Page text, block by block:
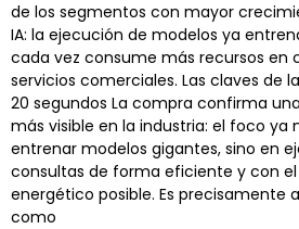
de los segmentos con mayor
IA: la ejecución de modelos ya
cada vez consume más recursos en
servicios comerciales. Las claves de
20 segundos La compra confirma
más visible en la industria: el foco
entrenar modelos gigantes, sino en
consultas de forma eficiente y con
energético posible. Es precisamente
como